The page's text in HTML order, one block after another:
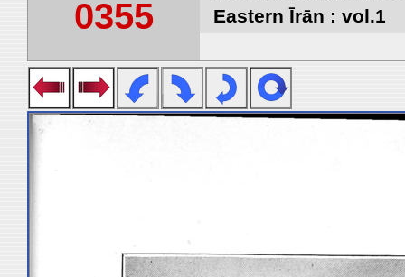
0355
Eastern Īrān : vol.1